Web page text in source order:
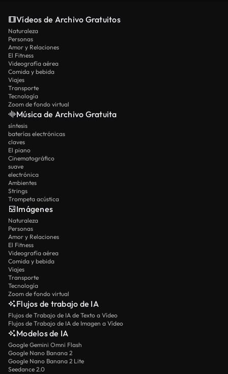
Vídeos de Archivo Gratuitos
Naturaleza
Personas
Amor y Relaciones
El Fitness
Videografía aérea
Comida y bebida
Viajes
Transporte
Tecnología
Zoom de fondo virtual
Música de Archivo Gratuita
síntesis
baterías electrónicas
claves
El piano
Cinematográfico
suave
electrónica
Ambientes
Strings
Trompeta acústica
Imágenes
Naturaleza
Personas
Amor y Relaciones
El Fitness
Videografía aérea
Comida y bebida
Viajes
Transporte
Tecnología
Zoom de fondo virtual
Flujos de trabajo de IA
Flujos de Trabajo de IA de Texto a Vídeo
Flujos de Trabajo de IA de Imagen a Vídeo
Modelos de IA
Google Gemini Omni Flash
Google Nano Banana 2
Google Nano Banana 2 Lite
Seedance 2.0